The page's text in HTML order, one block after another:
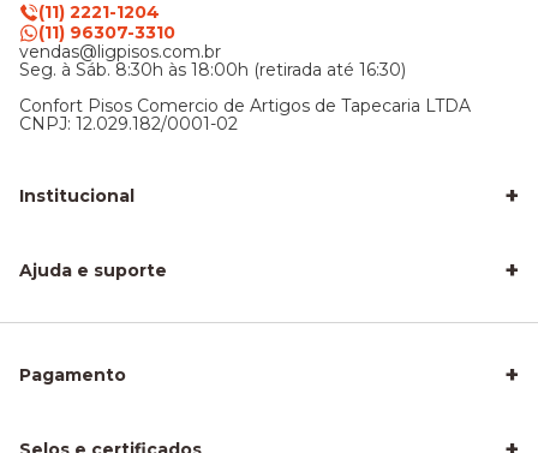
(11) 2221-1204
(11) 96307-3310
vendas@ligpisos.com.br
Seg. à Sáb. 8:30h às 18:00h (retirada até 16:30)
Confort Pisos Comercio de Artigos de Tapecaria LTDA
CNPJ: 12.029.182/0001-02
Institucional +
Sobre nós
Nossa Loja
Ajuda e suporte +
Frete e entrega
Como Calcular a Área do seu Piso
Pagamento +